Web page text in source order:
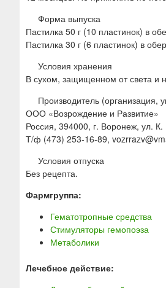
Форма выпуска
Пастилка 50 г (10 пластинок) в
Пастилка 30 г (6 пластинок) в
Условия хранения
В сухом, защищенном от света и
Производитель (организация,
ООО «Возрождение и Развитие»
Россия, 394000, г. Воронеж, ул.
Т/ф (473) 253-16-89,
Условия отпуска
Без рецепта.
Фармгруппа:
Гематотропные средства
Стимуляторы гемопоэза
Метаболики
Лечебное действие: